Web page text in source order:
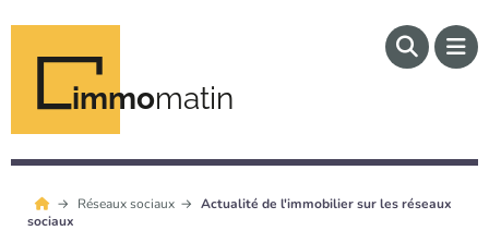
immomatin
Réseaux sociaux
Actualité de l'immobilier sur les réseaux
sociaux